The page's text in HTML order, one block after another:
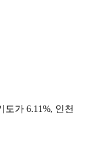
가 6.11%, 인천